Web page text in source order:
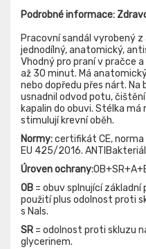
Podrobné informace:
Pracovní sandál vyrobený
jednodílný, anatomický,
Vhodný pro praní v pračce
až 30 minut. Má
nebo dopředu přes nárt.
usnadnil odvod potu,
kapalin do obuvi. Stélka
stimulují krevní oběh.
Normy:certifikát CE,
EU 425/2016.
Úroven ochrany:
OB = obuv splnující
použití plus odolnost proti
s Nals.
SR = odolnost proti skluzu
glycerinem.